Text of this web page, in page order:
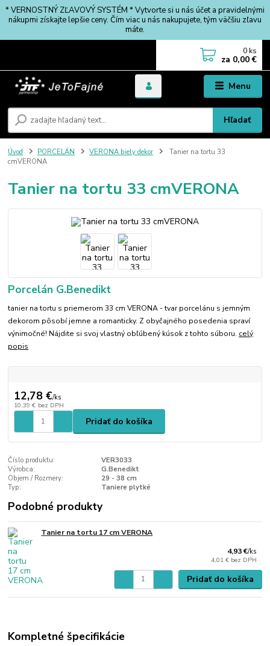
* VERNOSTNÝ ZĽAVOVÝ SYSTÉM * Vytvorte si u nás účet a pravidelnými
nákupmi získajte lepšie ceny. Čím viac u nás nakupujete, tým väčšiu zľavu
máte.
Menu
Hľadať
0 ks
za 0,00 €
Úvod PORCELÁN VERONA biely dekor
Tanier na tortu 33
cmVERONA
Tanier na tortu 33 cmVERONA
Porcelán G.Benedikt
tanier na tortu s priemerom 33 cm VERONA - tvar porcelánu s jemným
dekorom pôsobí jemne a romanticky. Z obyčajného posedenia spraví
výnimočné! Nájdite si svoj vlastný obľúbený kúsok z tohto súboru. celý
popis
12,78 €/ks
10,39 € bez DPH
Pridať do košíka
Číslo produktu:
VER3033
Výrobca:
G.Benedikt
Objem / Rozmery:
29 - 38 cm
Typ:
Taniere plytké
Podobné produkty
Tanier na tortu 17 cm VERONA
4,93 €/ks
4,01 € bez DPH
Pridať do košíka
Kompletné špecifikácie